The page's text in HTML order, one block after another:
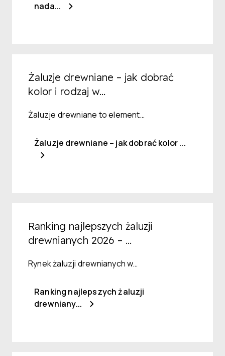
nada...
Żaluzje drewniane – jak dobrać
kolor i rodzaj w...
Żaluzje drewniane to element…
Żaluzje drewniane – jak dobrać kolor ...
Ranking najlepszych żaluzji
drewnianych 2026 – ...
Rynek żaluzji drewnianych w…
Ranking najlepszych żaluzji
drewniany...